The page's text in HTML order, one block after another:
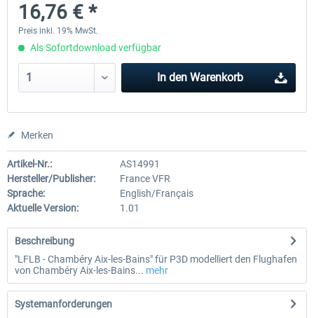
11,90 € *
16,76 € *
Preis inkl. 19% MwSt.
Als Sofortdownload verfügbar
In den Warenkorb
Merken
Artikel-Nr.:
AS14991
Hersteller/Publisher:
France VFR
Sprache:
English/Français
Aktuelle Version:
1.01
Beschreibung
"LFLB - Chambéry Aix-les-Bains" für P3D modelliert den Flughafen
von Chambéry Aix-les-Bains... mehr
Systemanforderungen